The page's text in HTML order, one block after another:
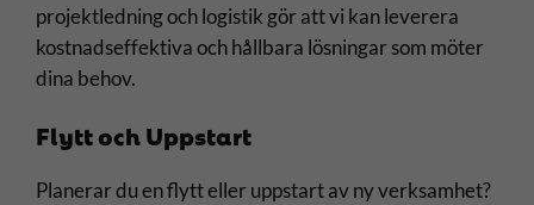
projektledning och logistik gör att vi kan leverera
kostnadseffektiva och hållbara lösningar som möter
dina behov.
Flytt och Uppstart
Planerar du en flytt eller uppstart av ny verksamhet?